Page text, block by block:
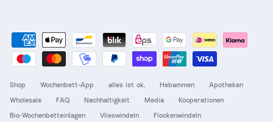
Shop Wochenbett-App alles ist ok. Hebammen
Apotheken
Wholesale
FAQ Nachhaltigkeit Media
Kooperationen
Bio-Wochenbetteinlagen
Vlieswindeln Flockenwindeln